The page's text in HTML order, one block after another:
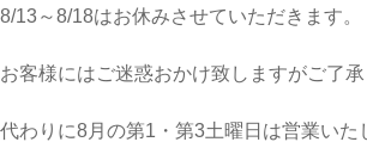
8/13～8/18はお休みさせていただきます。
お客様にはご迷惑おかけ致しますがご了承
代わりに8月の第1・第3土曜日は営業いた